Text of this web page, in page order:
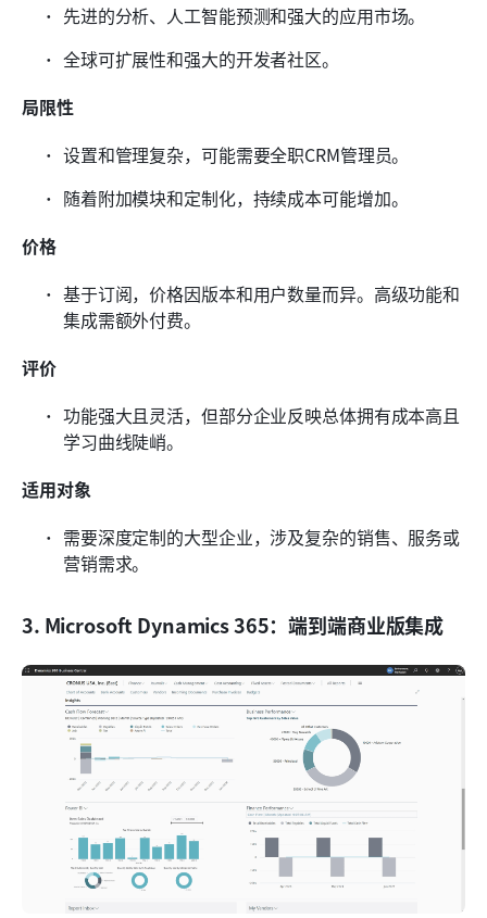
先进的分析、人工智能预测和强大的应用市场。
全球可扩展性和强大的开发者社区。
局限性
设置和管理复杂，可能需要全职CRM管理员。
随着附加模块和定制化，持续成本可能增加。
价格
基于订阅，价格因版本和用户数量而异。高级功能和
集成需额外付费。
评价
功能强大且灵活，但部分企业反映总体拥有成本高且
学习曲线陡峭。
适用对象
需要深度定制的大型企业，涉及复杂的销售、服务或
营销需求。
3. Microsoft Dynamics 365：端到端商业版集成